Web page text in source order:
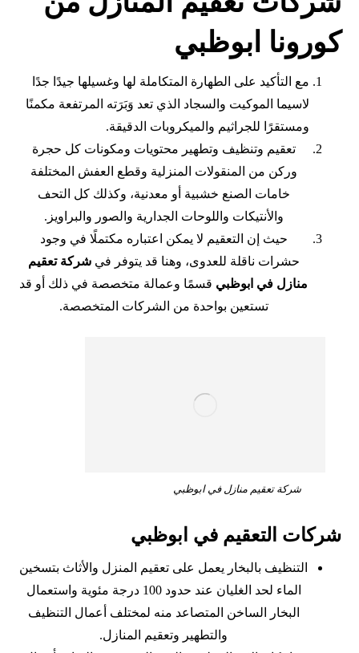
كورونا ابوظبي
مع التأكيد على الطهارة المتكاملة لها وغسيلها جيدًا جدًا
لاسيما الموكيت والسجاد الذي تعد وَبَرَته المرتفعة مكمنًا
ومستقرًا للجراثيم والميكروبات الدقيقة.
تعقيم وتنظيف وتطهير محتويات ومكونات كل حجرة
وركن من المنقولات المنزلية وقطع العفش المختلفة
خامات الصنع خشبية أو معدنية، وكذلك كل التحف
والأنتيكات واللوحات الجدارية والصور والبراويز.
حيث إن التعقيم لا يمكن اعتباره مكتملًا في وجود
حشرات ناقلة للعدوى، وهنا قد يتوفر فيشركة تعقيم
منازل في ابوظبي قسمًا وعمالة متخصصة في ذلك أو قد
تستعين بواحدة من الشركات المتخصصة.
شركة تعقيم منازل في ابوظبي
شركات التعقيم في ابوظبي
التنظيف بالبخار يعمل على تعقيم المنزل والأثاث بتسخين
الماء لحد الغليان عند حدود 100 درجة مئوية واستعمال
البخار الساخن المتصاعد منه لمختلف أعمال التنظيف
والتطهير وتعقيم المنازل.